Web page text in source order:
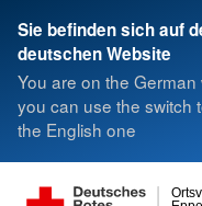
Sie befinden sich auf
deutschen Website
You are on the German
you can use the switch
the English one